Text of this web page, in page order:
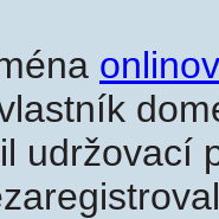
udržovací